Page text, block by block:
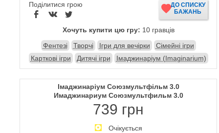
Поділитися грою
ДО СПИСКУ
БАЖАНЬ
Хочуть купити цю гру: 10 гравців
Фентезі
Творчі Ігри для вечірки
Сімейні ігри
Карткові ігри
Дитячі ігри Імаджинаріум (Imaginarium)
Імаджинаріум Союзмультфільм 3.0
Имаджинариум Союзмультфильм 3.0
739 грн
Очікується